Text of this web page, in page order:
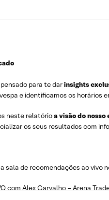
para te darinsights
e identificamos os horários
neste relatórioa visão do
os seus resultados com
sala de recomendações ao vivo
com Alex Carvalho – Arena